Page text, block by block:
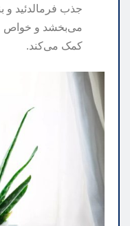
جذب فرمالدئید و
می‌بخشد و خواص
کمک می‌کند.